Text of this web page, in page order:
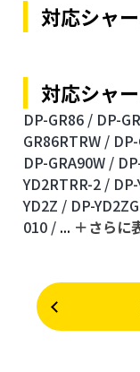
対応シャ
対応シャ
DP-GR86 / DP-
GR86RTRW /
DP-GRA90W /
YD2RTRR-2 /
YD2Z / DP-
010 / ... ＋さらに